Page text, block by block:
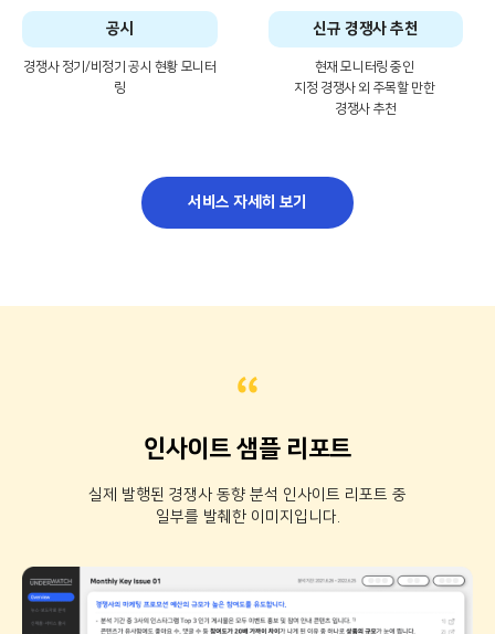
공시
경쟁사 정기/비정기 공시 현황 모니터
링
신규 경쟁사 추천
현재 모니터링 중인
지정 경쟁사 외 주목할 만한
경쟁사 추천
서비스 자세히 보기
“
인사이트 샘플 리포트
실제 발행된 경쟁사 동향 분석 인사이트 리포트 중
일부를 발췌한 이미지입니다.